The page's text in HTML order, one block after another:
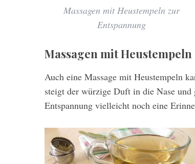
Massagen mit Heustempeln zur
Entspannung
Massagen mit Heustempeln
Auch eine Massage mit Heustempeln
steigt der würzige Duft in die Nase
Entspannung vielleicht noch eine